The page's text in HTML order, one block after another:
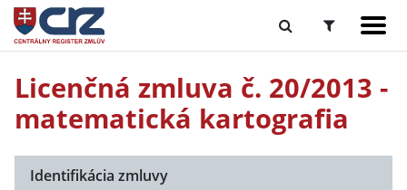
Licenčná zmluva č. 20/2013 -
matematická kartografia
Identifikácia zmluvy